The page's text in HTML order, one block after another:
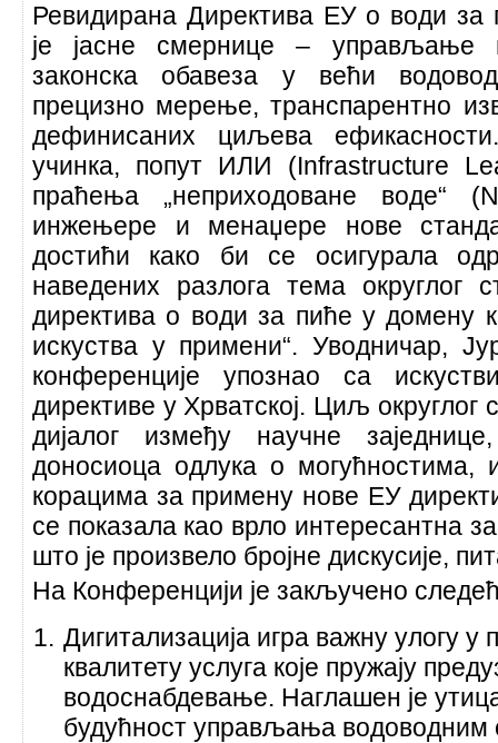
Ревидирана Директива ЕУ о води за
је јасне смернице – управљање
законска обавеза у већи
прецизно мерење, транспарентно
дефинисаних циљева
учинка, попут ИЛИ (Infrastructure
праћења „неприходоване воде“
инжењере и менаџере нове
достићи како би се осигурала
наведених разлога тема округлог
директива о води за пиће у домену
искуства у примени“. Уводничар,
конференције упознао са
директиве у Хрватској. Циљ округлог
дијалог између научне
доносиоца одлука о могућностима,
корацима за примену нове ЕУ
се показала као врло интересантна
што је произвело бројне дискусије,
На Конференцији је закључено
Дигитализација игра важну улогу
квалитету услуга које пружају
водоснабдевање. Наглашен је
будућност управљања водоводним